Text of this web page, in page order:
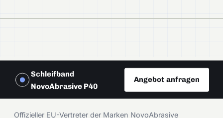
Schleifband
NovoAbrasive P40
Angebot anfragen
DAMIRA
Offizieller EU-Vertreter der Marken NovoAbrasive